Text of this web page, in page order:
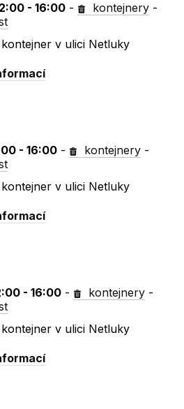
- 16:00 - kontejnery -
v ulici Netluky
- 16:00 - kontejnery -
v ulici Netluky
- 16:00 - kontejnery -
v ulici Netluky